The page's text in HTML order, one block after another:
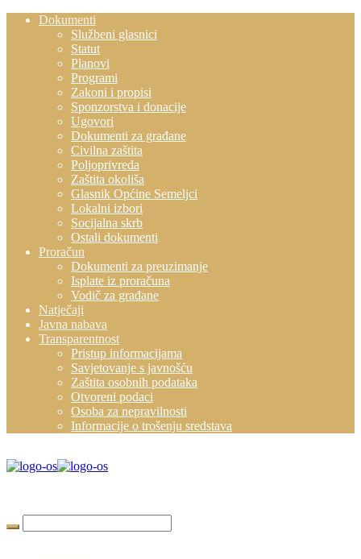
Dokumenti
Službeni glasnici
Statut
Planovi
Programi
Zakoni i propisi
Sponzorstva i donacije
Ugovori
Dokumenti za građane
Civilna zaštita
Poljoprivreda
Zaštita okoliša
Glasnik Općine Semeljci
Lokalni izbori
Socijalna skrb
Ostali dokumenti
Proračun
Dokumenti za preuzimanje
Isplate iz proračuna
Vodič za građane
Natječaji
Javna nabava
Transparentnost
Pristup informacijama
Savjetovanje s javnošću
Zaštita osobnih podataka
Otvoreni podaci
Osoba za nepravilnosti
Informacije o trošenju sredstava